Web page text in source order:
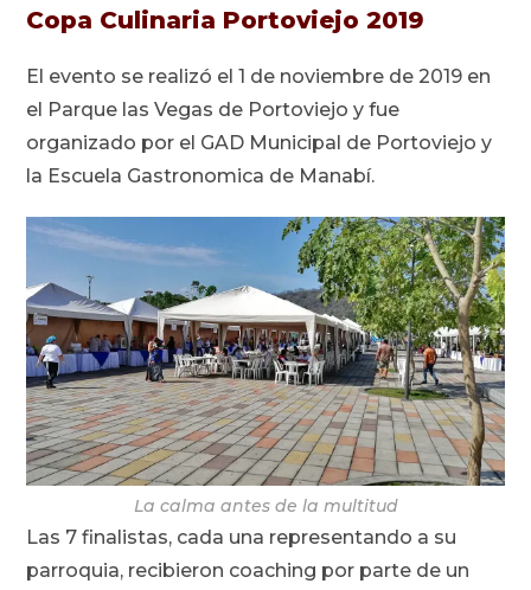
Copa Culinaria Portoviejo 2019
El evento se realizó el 1 de noviembre de 2019 en
el Parque las Vegas de Portoviejo y fue
organizado por el GAD Municipal de Portoviejo y
la Escuela Gastronomica de Manabí.
La calma antes de la multitud
Las 7 finalistas, cada una representando a su
parroquia, recibieron coaching por parte de un